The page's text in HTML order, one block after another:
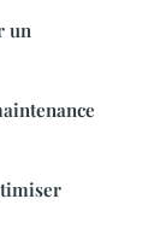
un